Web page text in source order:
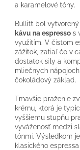
a karamelové tóny.
Bullitt bol
kávu na espresso s
využitím. V čistom
zážitok, zatiaľ čo v
dostatok sily a
mliečnych
čokoládový základ.
Tmavšie praženie
krému, ktorá je
vyššiemu stupňu
vyváženosť medzi
tónmi. Výsledkom je
klasického